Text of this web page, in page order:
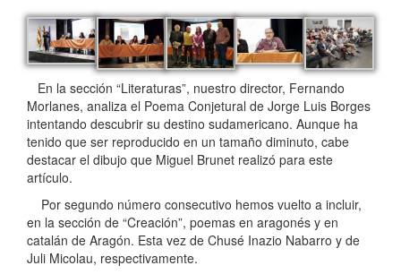
En la sección “Literaturas”, nuestro director, Fernando
Morlanes, analiza el Poema Conjetural de Jorge Luis Borges
intentando descubrir su destino sudamericano. Aunque ha
tenido que ser reproducido en un tamaño diminuto, cabe
destacar el dibujo que Miguel Brunet realizó para este
artículo.
Por segundo número consecutivo hemos vuelto a incluir,
en la sección de “Creación”, poemas en aragonés y en
catalán de Aragón. Esta vez de Chusé Inazio Nabarro y de
Juli Micolau, respectivamente.